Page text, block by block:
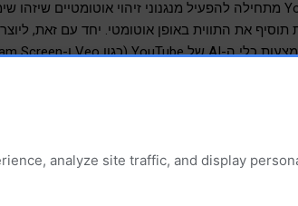
את התווית באופן אוטומטי. יחד עם זאת,
analyze site traffic, and display